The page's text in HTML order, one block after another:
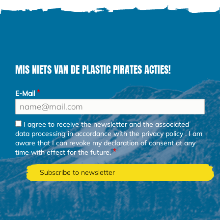
MIS NIETS VAN DE PLASTIC PIRATES ACTIES!
E-Mail
I agree to receive the newsletter and the associated
data processing in accordance with the privacy policy. I am
aware that I can revoke my declaration of consent at any
time with effect for the future.